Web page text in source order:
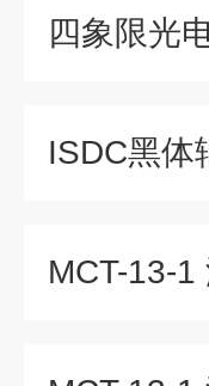
ISDC黑体